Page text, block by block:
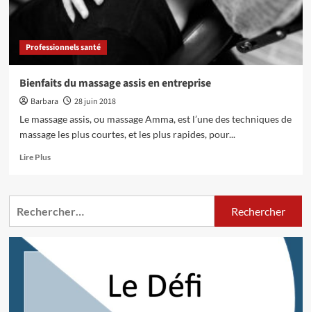
Professionnels santé
Bienfaits du massage assis en entreprise
Barbara
28 juin 2018
Le massage assis, ou massage Amma, est l’une des techniques de
massage les plus courtes, et les plus rapides, pour...
Lire PlusEn
sur
Bienfaits
en
entreprise